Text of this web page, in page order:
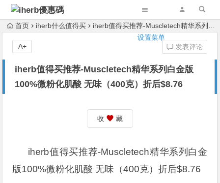
设置菜单
首页 iherb什么值得买 iherb值得买推荐-Muscletech精华系列白金版100%微粉化肌酸 无味（400克）折后$8.76
iherb值得买推荐-Muscletech精华系列白金版
100%微粉化肌酸 无味（400克）折后$8.76
发表评论
A+
收 藏
iherb值得买推荐-Muscletech精华系列白金
版100%微粉化肌酸 无味（400克）折后$8.76